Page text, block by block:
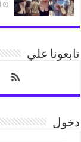
تابعونا علي
دخول